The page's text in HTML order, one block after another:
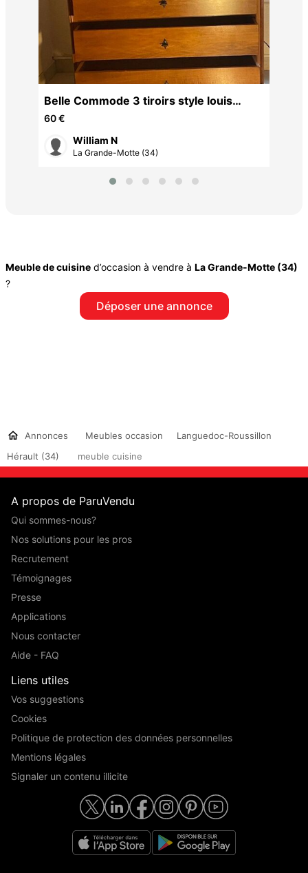
Belle Commode 3 tiroirs style louis
Philippe
60 €
William N
La Grande-Motte (34)
Meuble de cuisine d’occasion à vendre à La Grande-Motte (34)
?
Déposer une annonce
Annonces Meubles occasion
Languedoc-Roussillon
Hérault (34)
meuble cuisine
A propos de ParuVendu
Qui sommes-nous?
Nos solutions pour les pros
Recrutement
Témoignages
Presse
Applications
Nous contacter
Aide - FAQ
Liens utiles
Vos suggestions
Cookies
Politique de protection des données personnelles
Mentions légales
Signaler un contenu illicite